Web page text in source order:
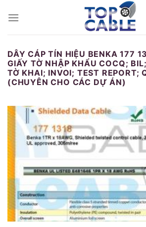
DÂY CÁP TÍN HIỆU BENKA 177
GIẤY TỜ NHẬP KHẨU COCQ;
TỜ KHAI; INVOI; TEST REPORT;
(CHUYÊN CHO CÁC DỰ ÁN)